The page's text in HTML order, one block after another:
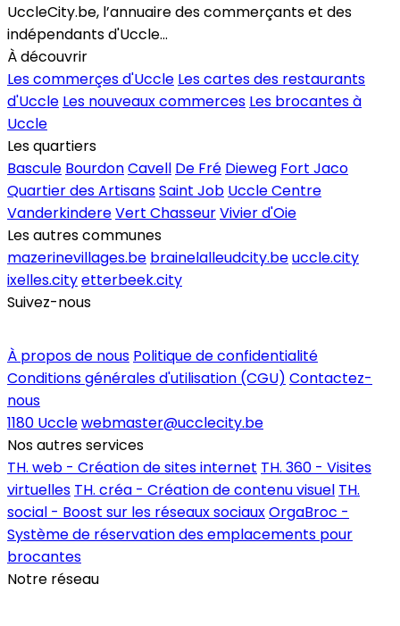
UccleCity.be, l’annuaire des commerçants et des
indépendants d'Uccle...
À découvrir
Les commerçes d'Uccle Les cartes des restaurants
d'Uccle Les nouveaux commerces Les brocantes à
Uccle
Les quartiers
Bascule BourdonCavell De Fré Dieweg Fort Jaco
Quartier des ArtisansSaint Job Uccle Centre
VanderkindereVert ChasseurVivier d'Oie
Les autres communes
mazerinevillages.be brainelalleudcity.beuccle.city
ixelles.cityetterbeek.city
Suivez-nous
À propos de nous Politique de confidentialité
Conditions générales d'utilisation (CGU) Contactez-
nous
1180 Ucclewebmaster@ucclecity.be
Nos autres services
TH. web - Création de sites internet TH. 360 - Visites
virtuelles TH. créa - Création de contenu visuel TH.
social - Boost sur les réseaux sociauxOrgaBroc -
Système de réservation des emplacements pour
brocantes
Notre réseau